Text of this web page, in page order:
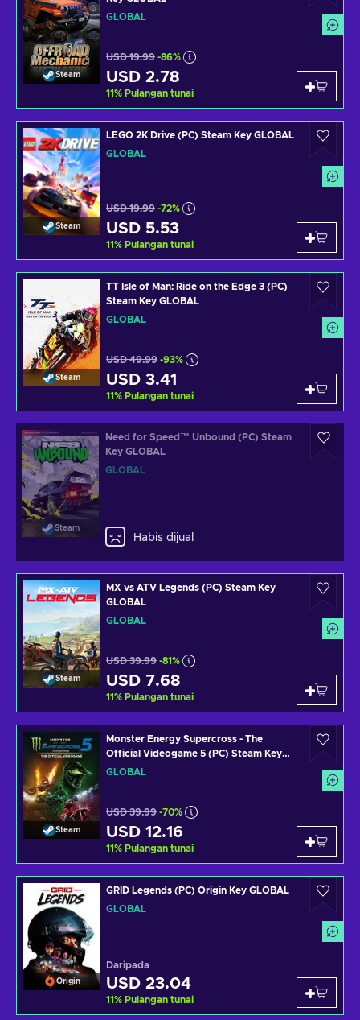
Steam
GLOBAL
USD 19.99 -86%
USD 2.78
11% Pulangan tunai
Steam
LEGO 2K Drive (PC) Steam Key GLOBAL
GLOBAL
USD 19.99 -72%
USD 5.53
11% Pulangan tunai
Steam
TT Isle of Man: Ride on the Edge 3 (PC)
Steam Key GLOBAL
GLOBAL
USD 49.99 -93%
USD 3.41
11% Pulangan tunai
Steam
Need for Speed™ Unbound (PC) Steam
Key GLOBAL
GLOBAL
Habis dijual
Steam
MX vs ATV Legends (PC) Steam Key
GLOBAL
GLOBAL
USD 39.99 -81%
USD 7.68
11% Pulangan tunai
Steam
Monster Energy Supercross - The
Official Videogame 5 (PC) Steam Key
GLOBAL
GLOBAL
USD 39.99 -70%
USD 12.16
11% Pulangan tunai
Origin
GRID Legends (PC) Origin Key GLOBAL
GLOBAL
Daripada
USD 23.04
11% Pulangan tunai